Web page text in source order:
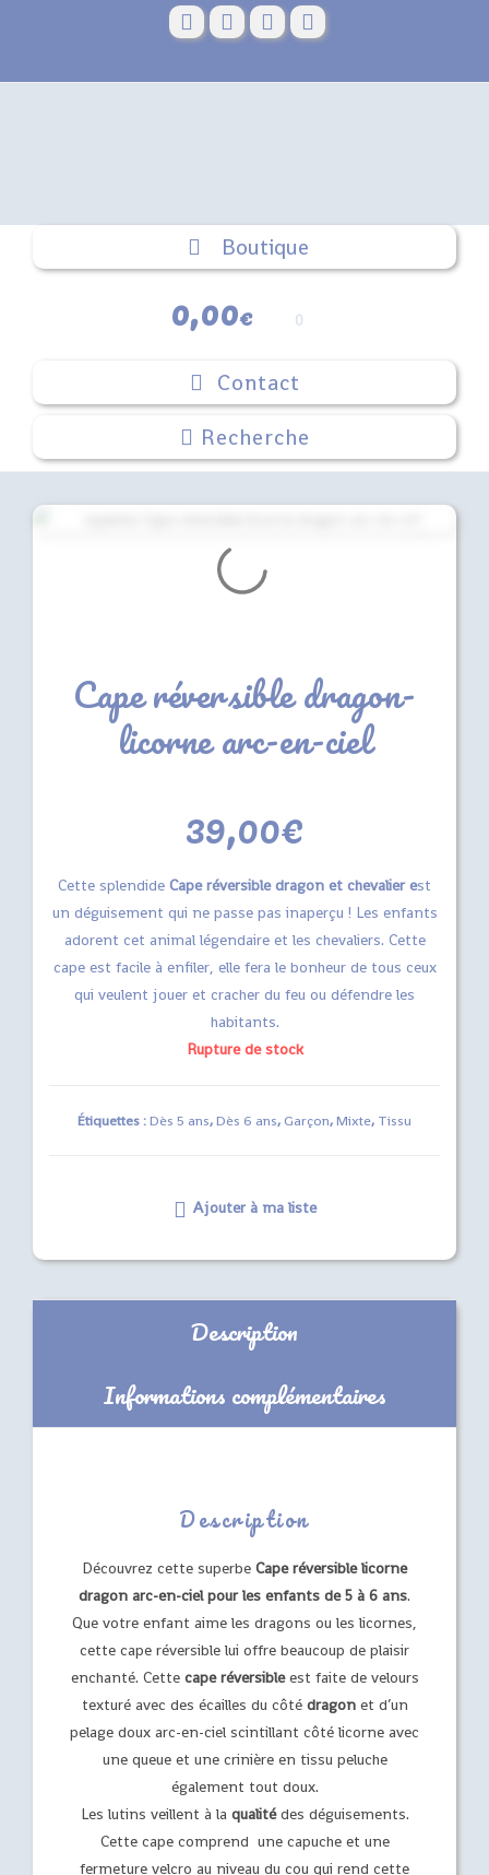
Boutique
0,00€ 0
Contact
Cape réversible dragon-
licorne arc-en-ciel
39,00€
Cette splendide Cape réversible dragon et chevalier est
un déguisement qui ne passe pas inaperçu ! Les enfants
adorent cet animal légendaire et les chevaliers. Cette
cape est facile à enfiler, elle fera le bonheur de tous ceux
qui veulent jouer et cracher du feu ou défendre les
habitants.
Rupture de stock
Étiquettes :Dès 5 ans,Dès 6 ans, Garçon,Mixte, Tissu
Ajouter à ma liste
Description
Informations complémentaires
Description
Découvrez cette superbe Cape réversible licorne
dragon arc-en-ciel pour les enfants de 5 à 6 ans.
Que votre enfant aime les dragons ou les licornes,
cette cape réversible lui offre beaucoup de plaisir
enchanté. Cette cape réversibleest faite de velours
texturé avec des écailles du côté dragonet d’un
pelage doux arc-en-ciel scintillant côté licorne avec
une queue et une crinière en tissu peluche
également tout doux.
Les lutins veillent à la qualitédes déguisements.
Cette cape comprend une capuche et une
fermeture velcro au niveau du cou qui rend cette